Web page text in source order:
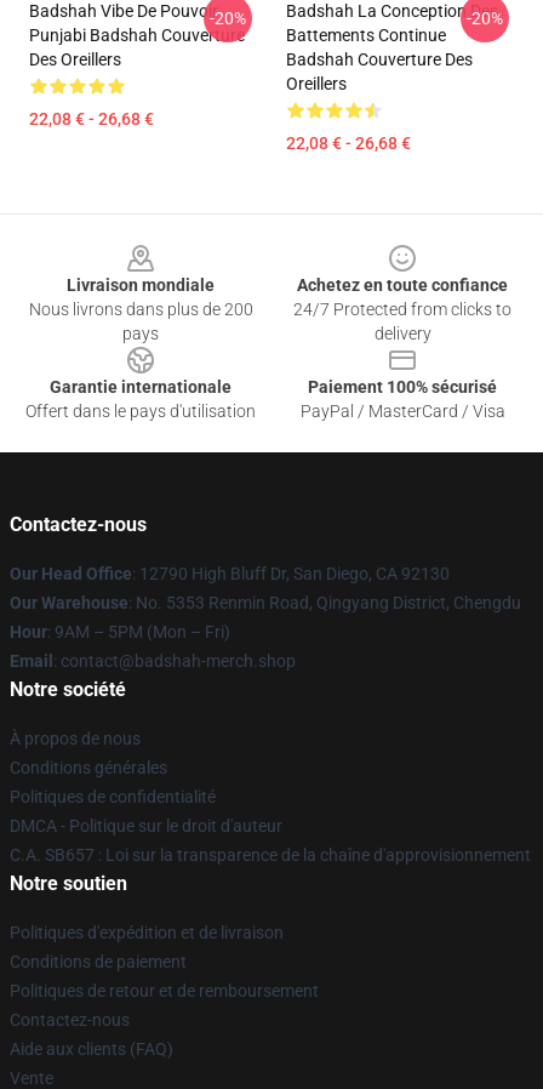
Badshah Vibe De Pouvoir
Punjabi Badshah Couverture
Des Oreillers
22,08 € - 26,68 €
-20%
Badshah La Conception Des
Battements Continue
Badshah Couverture Des
Oreillers
22,08 € - 26,68 €
-20%
Livraison mondiale
Nous livrons dans plus de 200
pays
Achetez en toute confiance
24/7 Protected from clicks to
delivery
Garantie internationale
Offert dans le pays d'utilisation
Paiement 100% sécurisé
PayPal / MasterCard / Visa
Contactez-nous
Our Head Office: 12790 High Bluff Dr, San Diego, CA 92130
Our Warehouse: No. 5353 Renmin Road, Qingyang District, Chengdu
Hour: 9AM – 5PM (Mon – Fri)
Email : contact@badshah-merch.shop
Notre société
À propos de nous
Conditions générales
Politiques de confidentialité
DMCA - Politique sur le droit d'auteur
C.A. SB657 : Loi sur la transparence de la chaîne d'approvisionnement
Notre soutien
Politiques d'expédition et de livraison
Conditions de paiement
Politiques de retour et de remboursement
Contactez-nous
Aide aux clients (FAQ)
Vente